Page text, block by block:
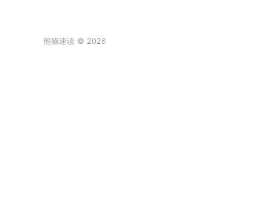
熊猫速读 © 2026